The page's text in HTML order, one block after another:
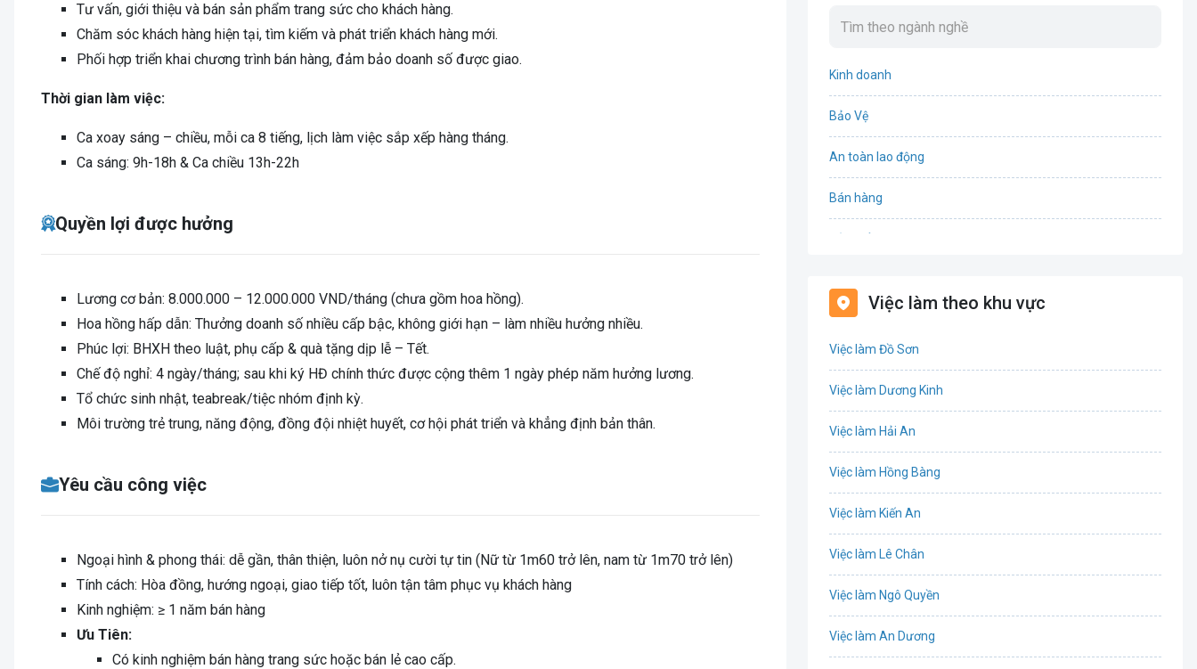
Tư vấn, giới thiệu và bán sản phẩm trang sức cho khách hàng.
Chăm sóc khách hàng hiện tại, tìm kiếm và phát triển khách hàng mới.
Phối hợp triển khai chương trình bán hàng, đảm bảo doanh số được giao.
Thời gian làm việc:
Ca xoay sáng – chiều, mỗi ca 8 tiếng, lịch làm việc sắp xếp hàng tháng.
Ca sáng: 9h-18h & Ca chiều 13h-22h
Quyền lợi được hưởng
Lương cơ bản: 8.000.000 – 12.000.000 VND/tháng (chưa gồm hoa hồng).
Hoa hồng hấp dẫn: Thưởng doanh số nhiều cấp bậc, không giới hạn – làm nhiều hưởng nhiều.
Phúc lợi: BHXH theo luật, phụ cấp & quà tặng dịp lễ – Tết.
Chế độ nghỉ: 4 ngày/tháng; sau khi ký HĐ chính thức được cộng thêm 1 ngày phép năm hưởng lương.
Tổ chức sinh nhật, teabreak/tiệc nhóm định kỳ.
Môi trường trẻ trung, năng động, đồng đội nhiệt huyết, cơ hội phát triển và khẳng định bản thân.
Yêu cầu công việc
Ngoại hình & phong thái: dễ gần, thân thiện, luôn nở nụ cười tự tin (Nữ từ 1m60 trở lên, nam từ 1m70 trở lên)
Tính cách: Hòa đồng, hướng ngoại, giao tiếp tốt, luôn tận tâm phục vụ khách hàng
Kinh nghiệm: ≥ 1 năm bán hàng
Ưu Tiên:
Có kinh nghiệm bán hàng trang sức hoặc bán lẻ cao cấp.
Kinh doanh
Bảo Vệ
An toàn lao động
Bán hàng
Biên phiên dịch
Việc làm theo khu vực
Việc làm Đồ Sơn
Việc làm Dương Kinh
Việc làm Hải An
Việc làm Hồng Bàng
Việc làm Kiến An
Việc làm Lê Chân
Việc làm Ngô Quyền
Việc làm An Dương